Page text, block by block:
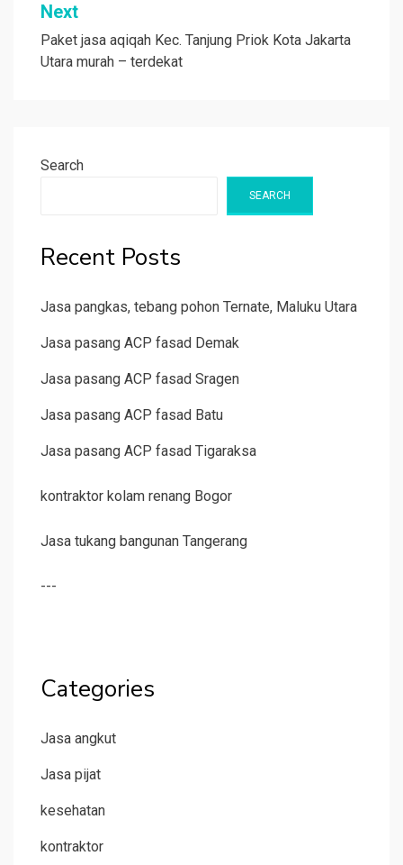
Next
Paket jasa aqiqah Kec. Tanjung Priok Kota Jakarta
Utara murah – terdekat
Search
SEARCH
Recent Posts
Jasa pangkas, tebang pohon Ternate, Maluku Utara
Jasa pasang ACP fasad Demak
Jasa pasang ACP fasad Sragen
Jasa pasang ACP fasad Batu
Jasa pasang ACP fasad Tigaraksa
kontraktor kolam renang Bogor
Jasa tukang bangunan Tangerang
---
Categories
Jasa angkut
Jasa pijat
kesehatan
kontraktor